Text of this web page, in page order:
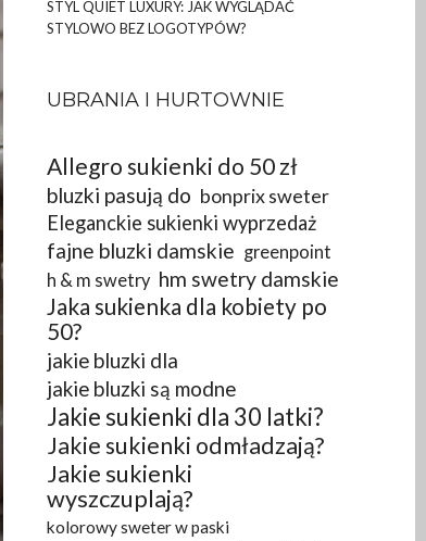
STYL QUIET LUXURY: JAK WYGLĄDAĆ
STYLOWO BEZ LOGOTYPÓW?
UBRANIA I HURTOWNIE
Allegro sukienki do 50 zł
bluzki pasują do bonprix sweter
Eleganckie sukienki wyprzedaż
fajne bluzki damskie greenpoint
h & m swetry hm swetry damskie
Jaka sukienka dla kobiety po
50?
jakie bluzki dla
jakie bluzki są modne
Jakie sukienki dla 30 latki?
Jakie sukienki odmładzają?
Jakie sukienki
wyszczuplają?
kolorowy sweter w paski